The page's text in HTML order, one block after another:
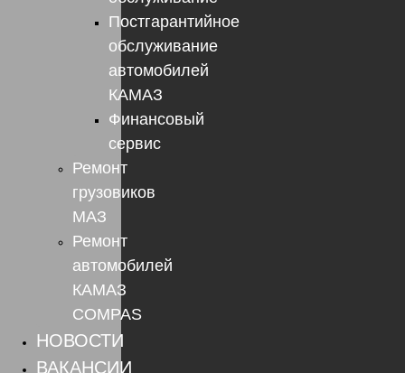
Постгарантийное
обслуживание
автомобилей
КАМАЗ
Финансовый
сервис
Ремонт
грузовиков
МАЗ
Ремонт
автомобилей
КАМАЗ
COMPAS
НОВОСТИ
ВАКАНСИИ